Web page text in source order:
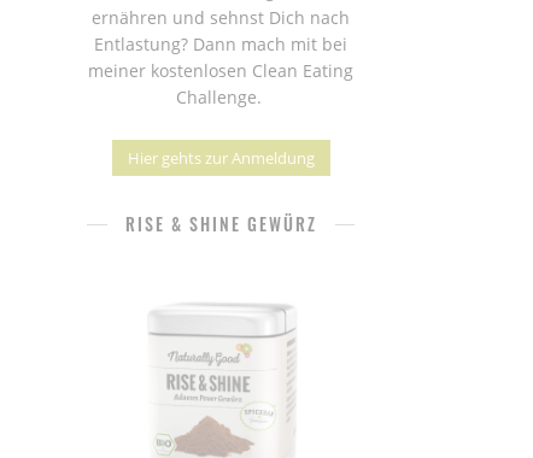
ernähren und sehnst Dich nach
Entlastung? Dann mach mit bei
meiner kostenlosen Clean Eating
Challenge.
Hier gehts zur Anmeldung
RISE & SHINE GEWÜRZ